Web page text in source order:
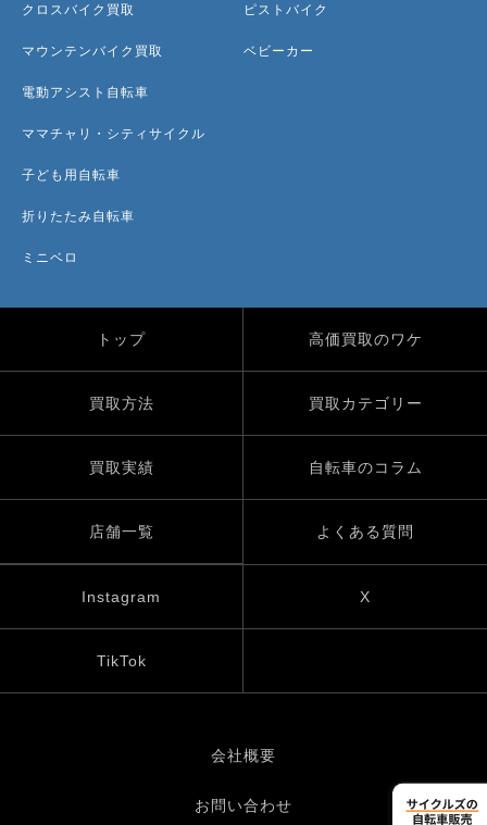
クロスバイク買取
マウンテンバイク買取
電動アシスト自転車
ママチャリ・シティサイクル
子ども用自転車
折りたたみ自転車
ミニベロ
ピストバイク
ベビーカー
トップ 高価買取のワケ
買取方法 買取カテゴリー
買取実績 自転車のコラム
店舗一覧 よくある質問
Instagram X
TikTok
会社概要
お問い合わせ